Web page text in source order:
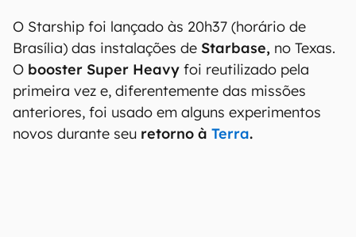
O Starship foi lançado às 20h37 (horário de
Brasília) das instalações de Starbase, no Texas.
O booster Super Heavy foi reutilizado pela
primeira vez e, diferentemente das missões
anteriores, foi usado em alguns experimentos
novos durante seu retorno à Terra.